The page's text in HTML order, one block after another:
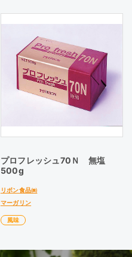
プロフレッシュ70Ｎ 無塩
500g
リボン食品㈱
マーガリン
風味